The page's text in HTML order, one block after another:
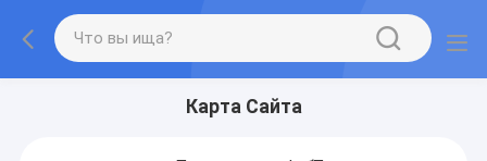
Карта Сайта